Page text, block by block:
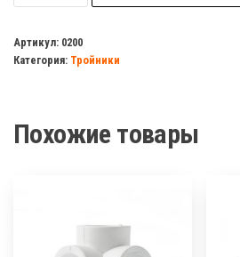
переходной
50*40*50
Артикул: 0200
Категория: Тройники
Похожие товары